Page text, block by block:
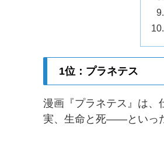
1位：プラネテス
漫画『プラネテス』は、
実、生命と死——といっ